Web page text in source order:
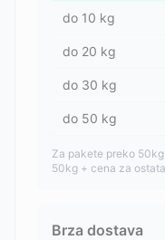
do 10 kg
do 20 kg
do 30 kg
do 50 kg
Za pakete preko
50kg + cena za
Brza dostava